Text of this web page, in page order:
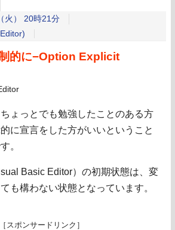
火） 20時21分
的に−Option Explicit
ょっとでも勉強したことのある方
に宣言をした方がいいということ
。
Basic Editor）の初期状態は、変
も構わない状態となっています。
［スポンサードリンク］